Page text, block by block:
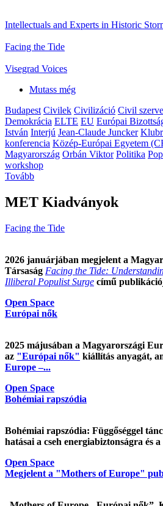
Intellectuals and Experts in Historic
Facing the Tide
Visegrad Voices
Mutass még
Budapest Civilek Civilizáció Civil
Demokrácia ELTE EU Európai
István Interjú Jean-Claude Juncker
konferencia Közép-Európai Egyetem
Magyarország Orbán Viktor Politika
workshop
Tovább
MET Kiadványok
Facing the Tide
2026 januárjában megjelent a
Társaság Facing the Tide:
Illiberal Populist Surge című
Open Space
Európai nők
2025 májusában a Magyarországi
az "Európai nők" kiállítás anyagát,
Europe –...
Open Space
Bohémiai rapszódia
Bohémiai rapszódia: Függőséggel
hatásai a cseh energiabiztonságra és
Open Space
Megjelent a "Mothers of Europe"